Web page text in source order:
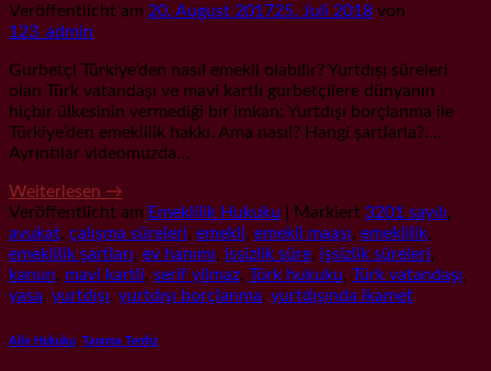
Veröffentlicht am 20. August 201725. Juli 2018 von
123_admin
Gurbetçi Türkiye’den nasıl emekli olabilir? Yurtdışı süreleri
olan Türk vatandaşı ve mavi kartlı gurbetçilere dünyanın
hiçbir ülkesinin vermediği bir imkan: Yurtdışı borçlanma ile
Türkiye’den emeklilik hakkı. Ama nasıl? Hangi şartlarla?….
Ayrıntılar videomuzda…
Weiterlesen →
Veröffentlicht am Emeklilik Hukuku Markiert 3201 sayılı,
avukat, çalışma süreleri, emekli, emekli maaşı, emeklilik,
emeklilik şartları, ev hanımı, issizlik süre, işsizlik süreleri,
kanun, mavi kartli, serif yilmaz, Türk hukuku, Türk vatandaşı,
yasa, yurtdışı, yurtdışı borçlanma, yurtdışında ikamet
Aile Hukuku Tanıma Tenfiz